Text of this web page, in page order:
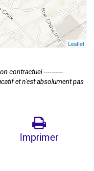
Leaflet
contractuel ----------
et n'est absolument pas
Imprimer